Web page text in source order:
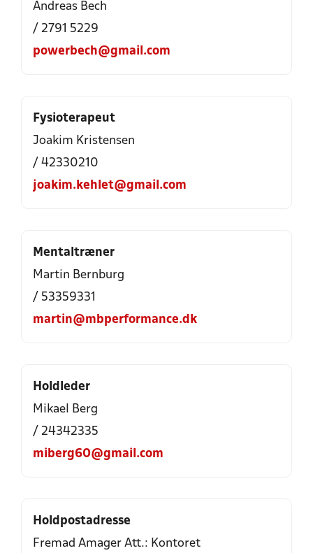
Andreas Bech
/ 2791 5229
powerbech@gmail.com
Fysioterapeut
Joakim Kristensen
/ 42330210
joakim.kehlet@gmail.com
Mentaltræner
Martin Bernburg
/ 53359331
martin@mbperformance.dk
Holdleder
Mikael Berg
/ 24342335
miberg60@gmail.com
Holdpostadresse
Fremad Amager Att.: Kontoret